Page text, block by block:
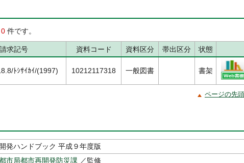
0 件です。
請求記号 資料コード 資料区分 帯出区分 状態
ﾄｼｻｲｶｲ/(1997) 10212117318 一般図書 書架
ページの先
発ハンドブック 平成９年度版
市局都市再開発防災課 ／監修